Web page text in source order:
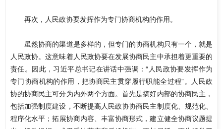
再次，人民政协要发挥作为专门协商机构的作用。
虽然协商的渠道是多样的，但专门的协商机构只有一个，就是
人民政协。这意味着人民政协要在发展协商民主中承担着更重要的
责任。因此，习近平总书记在讲话中强调：“人民政协要发挥作为
专门协商机构的作用，把协商民主贯穿履行职能全过程”。人民政
协的协商民主可分为内外两个方面。首先是搞好内部的协商民主，
包括加强制度建设，不断提高人民政协协商民主制度化、规范化、
程序化水平；拓展协商内容、丰富协商形式，建立健全协商议题提